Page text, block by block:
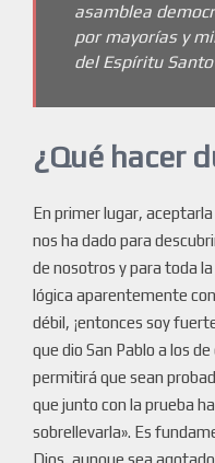
asamblea
por mayorías y
del Espíritu
¿Qué hacer
En primer lugar,
nos ha dado para
de nosotros y para toda
lógica aparentemente
débil, ¡entonces soy
que dio San Pablo a los
permitirá que sean
que junto con la prueba
sobrellevarla». Es
Dios, aunque sea